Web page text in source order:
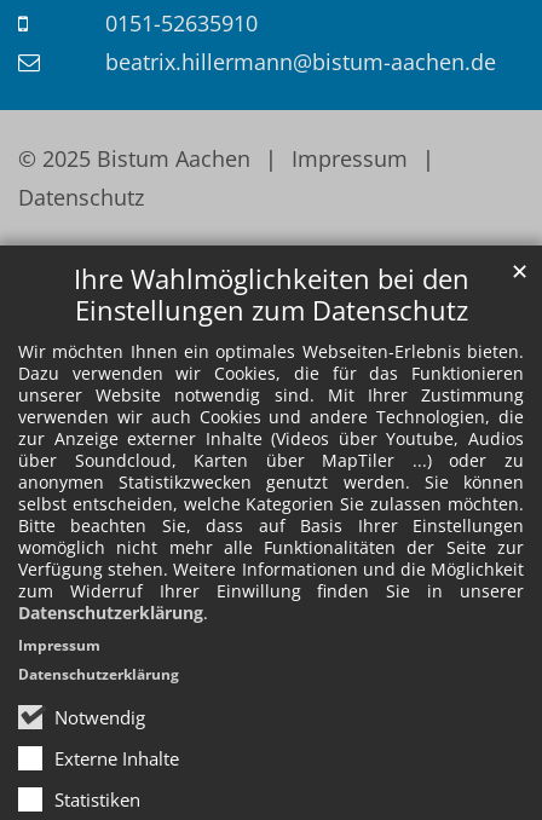
Ihre Wahlmöglichkeiten bei den
Einstellungen zum Datenschutz
Wir möchten Ihnen ein optimales Webseiten-Erlebnis bieten.
Dazu verwenden wir Cookies, die für das Funktionieren
unserer Website notwendig sind. Mit Ihrer Zustimmung
verwenden wir auch Cookies und andere Technologien, die
zur Anzeige externer Inhalte (Videos über Youtube, Audios
über Soundcloud, Karten über MapTiler ...) oder zu
anonymen Statistikzwecken genutzt werden. Sie können
selbst entscheiden, welche Kategorien Sie zulassen möchten.
Bitte beachten Sie, dass auf Basis Ihrer Einstellungen
womöglich nicht mehr alle Funktionalitäten der Seite zur
Verfügung stehen. Weitere Informationen und die Möglichkeit
zum Widerruf Ihrer Einwillung finden Sie in unserer
Datenschutzerklärung.
Notwendig
Externe Inhalte
Statistiken
✕
Impressum
Datenschutzerklärung
0151-52635910
beatrix.hillermann@bistum-aachen.de
© 2025 Bistum Aachen
Impressum
Datenschutz